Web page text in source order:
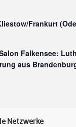
Frankurt
Falkensee:
aus
Netzwerke